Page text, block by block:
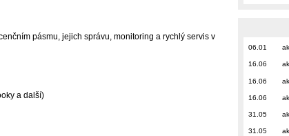
pásmu, jejich správu, monitoring a rychlý servis v
a další)
06.01
16.06
16.06
16.06
31.05
31.05